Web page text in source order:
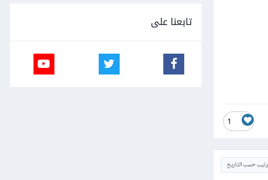
1
حسب التاريخ
تابعنا على